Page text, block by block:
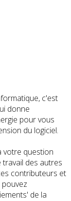
c'est
donne
pour vous
du logiciel.
votre question
des autres
contributeurs et
de la